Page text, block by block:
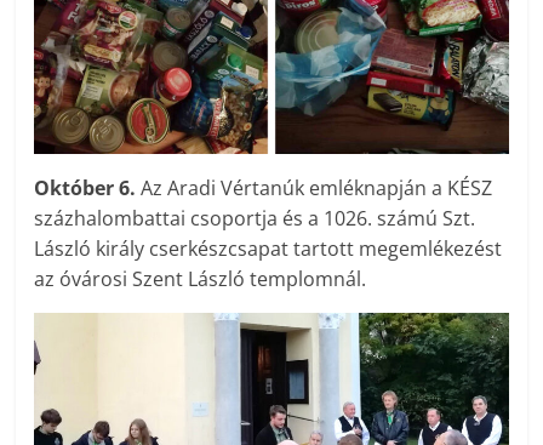
Október 6.Az Aradi Vértanúk emléknapján a KÉSZ
százhalombattai csoportja és a 1026. számú Szt.
László király cserkészcsapat tartott megemlékezést
az óvárosi Szent László templomnál.